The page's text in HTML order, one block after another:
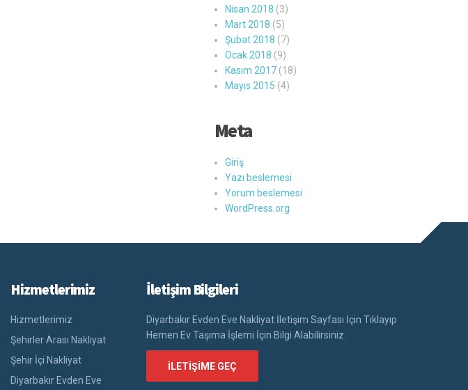
Nisan 2018 (3)
Mart 2018 (5)
Şubat 2018 (7)
Ocak 2018 (9)
Kasım 2017(18)
Mayıs 2015 (4)
Meta
Giriş
Yazı beslemesi
Yorum beslemesi
WordPress.org
Hizmetlerimiz
Hizmetlerimiz
Şehirler Arası Nakliyat
Şehir İçi Nakliyat
Diyarbakır Evden Eve
İletişim Bilgileri
Diyarbakır Evden Eve Nakliyat İletişim Sayfası İçin Tıklayıp
Hemen Ev Taşıma İşlemi İçin Bilgi Alabilirsiniz.
İLETIŞIME GEÇ